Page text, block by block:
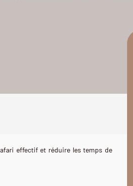
effectif et réduire les temps de